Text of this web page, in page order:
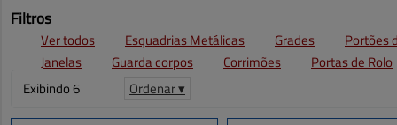
Filtros
Ver todos Esquadrias Metálicas Grades
Portões
Janelas
Guarda corpos Corrimões
Portas de Rolo
Exibindo 6
Ordenar ▾